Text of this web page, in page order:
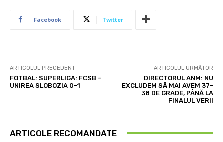
Facebook Twitter
ARTICOLUL PRECEDENT
FOTBAL: SUPERLIGA: FCSB –
UNIREA SLOBOZIA 0-1
ARTICOLUL URMĂTOR
DIRECTORUL ANM: NU
EXCLUDEM SĂ MAI AVEM 37-
38 DE GRADE, PÂNĂ LA
FINALUL VERII
ARTICOLE RECOMANDATE